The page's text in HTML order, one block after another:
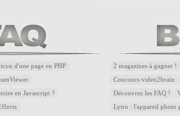
d'une page en PHP
en Javascript ?
2 magazines à gagner !
Concours video2brain
Découvrez les FAQ !
Lytro : l'appareil photo